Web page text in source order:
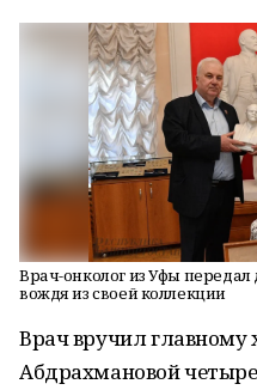
Врач-онколог из Уфы
вождя из своей коллекции
Врач вручил главному
Абдрахмановой